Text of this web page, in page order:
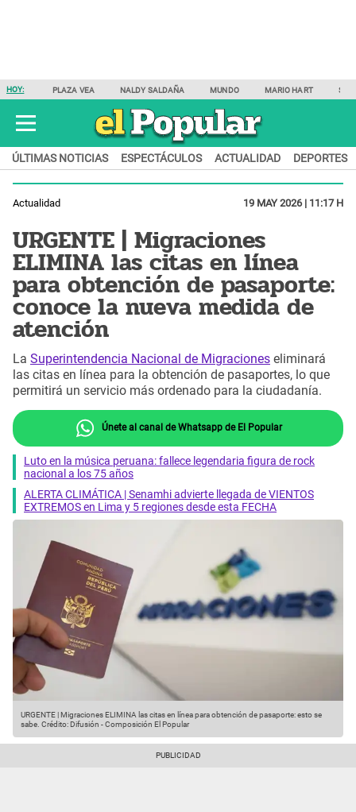
HOY: PLAZA VEA NALDY SALDAÑA MUNDO MARIO HART
ÚLTIMAS NOTICIAS ESPECTÁCULOS ACTUALIDAD DEPORTES
Actualidad 19 MAY 2026 | 11:17 H
URGENTE | Migraciones
ELIMINA las citas en línea
para obtención de pasaporte:
conoce la nueva medida de
atención
La Superintendencia Nacional de Migraciones eliminará
las citas en línea para la obtención de pasaportes, lo que
permitirá un servicio más ordenado para la ciudadanía.
Únete al canal de Whatsapp de El Popular
Luto en la música peruana: fallece legendaria figura de rock
nacional a los 75 años
ALERTA CLIMÁTICA | Senamhi advierte llegada de VIENTOS
EXTREMOS en Lima y 5 regiones desde esta FECHA
URGENTE | Migraciones ELIMINA las citas en línea para obtención de pasaporte: esto se
sabe. Crédito: Difusión - Composición El Popular